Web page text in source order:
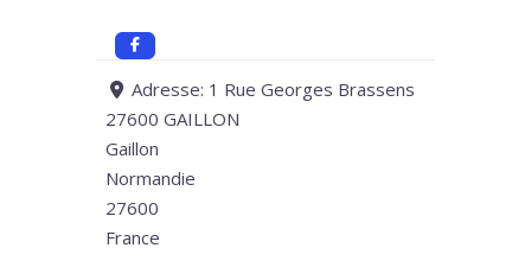
Adresse: 1 Rue Georges Brassens
27600 GAILLON
Gaillon
Normandie
27600
France